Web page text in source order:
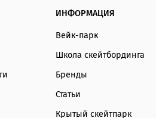
ИНФОРМАЦИЯ
Вейк-парк
Школа скейтбординга
Бренды
Статьи
Крытый скейтпарк